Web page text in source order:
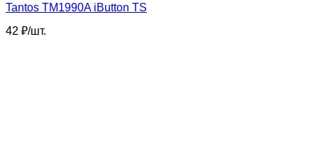
Tantos TM1990A iButton TS
42 ₽/шт.